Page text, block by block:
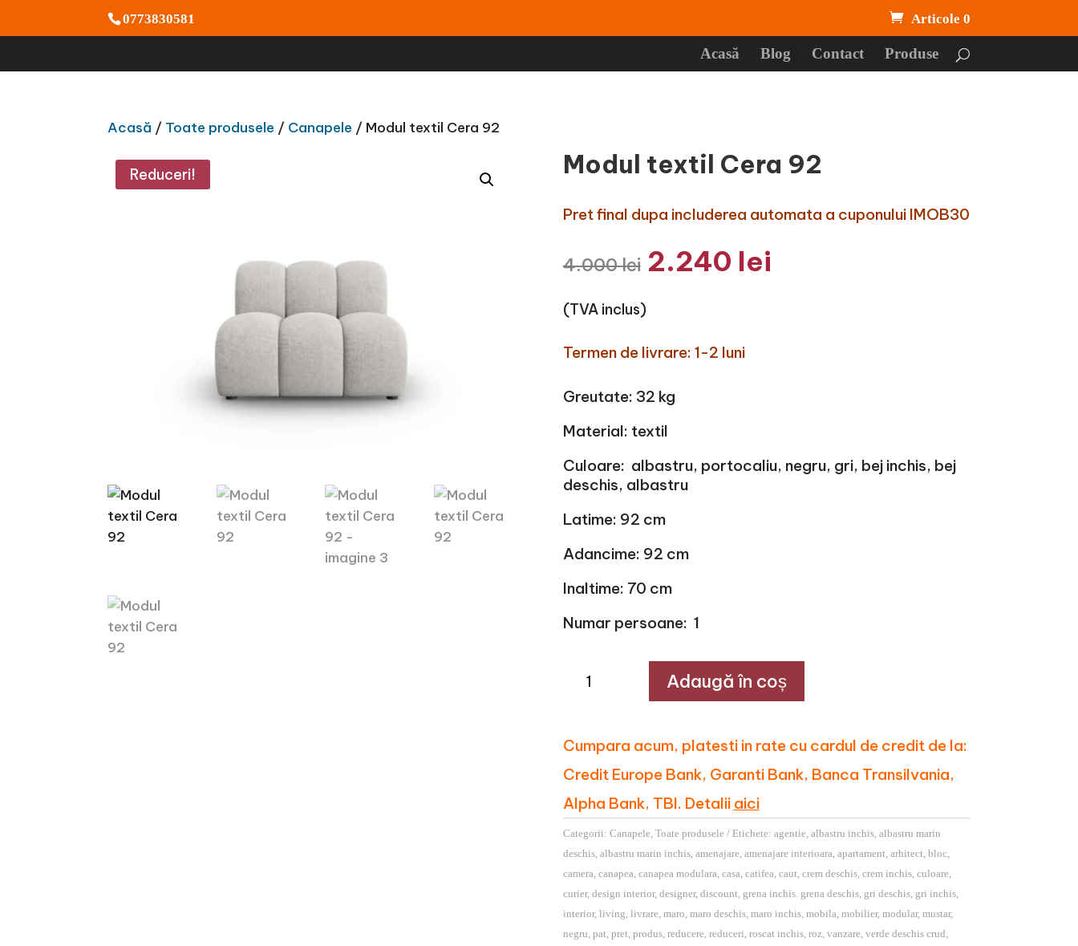
0773830581 Articole 0
Acasă Blog Contact Produse
Acasă / Toate produsele / Canapele / Modul textil Cera 92
Reduceri! Modul textil Cera 92
Pret final dupa includerea automata a cuponului IMOB30
4.000lei Prețul
inițial
4.000 lei.
2.240 lei
(TVA inclus)
Termen de livrare: 1-2 luni
Greutate: 32 kg
Material: textil
Culoare: albastru, portocaliu, negru, gri, bej inchis, bej
deschis, albastru
Latime: 92 cm
Adancime: 92 cm
Inaltime: 70 cm
Numar persoane: 1
Modul
92
Adaugă în coș
Cumpara acum, platesti in rate cu cardul de credit de la:
Credit Europe Bank, Garanti Bank, Banca Transilvania,
Alpha Bank, TBI. Detalii aici
Categorii: Canapele Toate produsele Etichete: agentie albastru inchis, albastru marin
deschis, albastru marin inchis, amenajare amenajare interioara apartament arhitect bloc
camera canapea canapea modulara casa catifea caut crem deschis, crem inchis, culoare
curier, design interior, designer, discount grena inchis. grena deschis, gri deschis, gri inchis,
interior, living livrare maro maro deschis, maro inchis, mobila mobilier, modular, mustar,
negru pat pret produs, reducere reduceri roscat inchis, roz, vanzare verde deschis crud